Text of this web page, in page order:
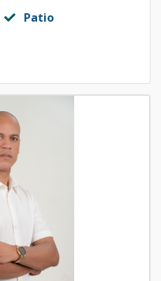
Patio